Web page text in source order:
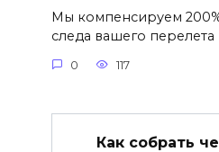
Мы компенсируем
следа вашего перелета
0 117
Как собрать